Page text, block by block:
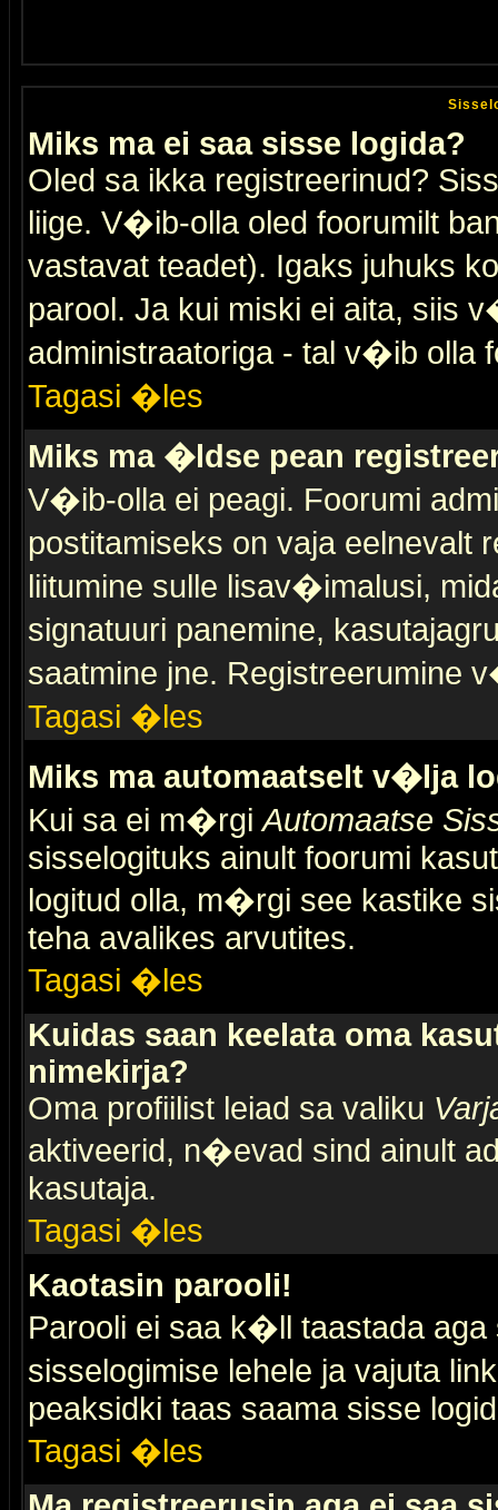
Miks ma ei saa sisse logida?
Oled sa ikka registreerinud?
liige. V�ib-olla oled foorumilt
vastavat teadet). Igaks juhuks
parool. Ja kui miski ei aita, siis
administraatoriga - tal v�ib olla
Tagasi �les
Miks ma �ldse pean
V�ib-olla ei peagi. Foorumi
postitamiseks on vaja eelnevalt
liitumine sulle lisav�imalusi,
signatuuri panemine,
saatmine jne. Registreerumine
Tagasi �les
Miks ma automaatselt v�lja
Kui sa ei m�rgiAutomaatse
sisselogituks ainult foorumi
logitud olla, m�rgi see kastike
teha avalikes arvutites.
Tagasi �les
Kuidas saan keelata oma
nimekirja?
Oma profiilist leiad sa valiku
aktiveerid, n�evad sind ainult
kasutaja.
Tagasi �les
Kaotasin parooli!
Parooli ei saa k�ll taastada aga
sisselogimise lehele ja vajuta
peaksidki taas saama sisse
Tagasi �les